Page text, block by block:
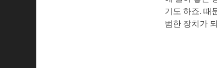
기도 하죠. 때
범한 장치가